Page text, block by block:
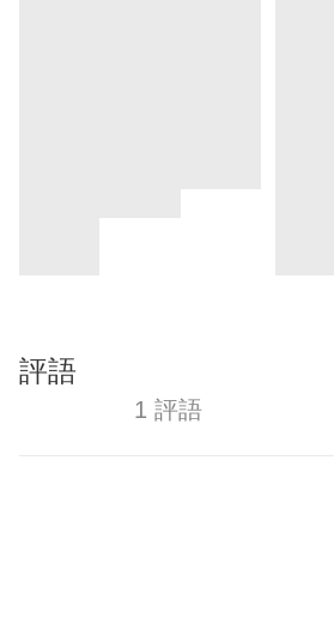
評語
1 評語